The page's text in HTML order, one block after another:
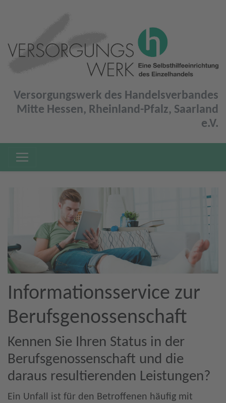
Versorgungswerk des Handelsverbandes
Mitte Hessen, Rheinland-Pfalz, Saarland
e.V.
Informationsservice zur
Berufsgenossenschaft
Kennen Sie Ihren Status in der
Berufsgenossenschaft und die
daraus resultierenden Leistungen?
Ein Unfall ist für den Betroffenen häufig mit